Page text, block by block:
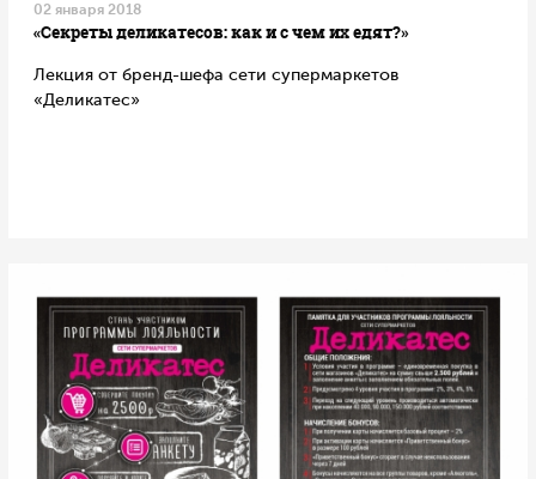
02 января 2018
«Секреты деликатесов: как и с чем их едят?»
Лекция от бренд-шефа сети супермаркетов
«Деликатес»